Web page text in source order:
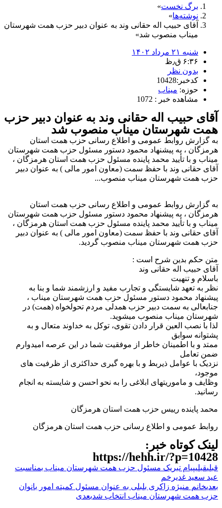
برگ نخست
نوشته‌ها
آقای حبیب اله حقانی وند به عنوان دبیر حزب همت شهرستان
میناب منصوب شد
شنبه ۲۱ مرداد ۱۴۰۲
۶:۳۶ ق٫ظ
بدون نظر
کدخبر:10428
حوزه: میناب
مشاهده خبر : 1072
آقای حبیب اله حقانی وند به عنوان دبیر حزب
همت شهرستان میناب منصوب شد
به گزارش روابط عمومی و اطلاع رسانی حزب همت استان
هرمزگان ، به پیشنهاد محمود دستور مسئول حزب همت شهرستان
میناب و با تأیید محمد پاینده مسئول حزب همت استان هرمزگان ،
آقای حقانی وند با حفظ سمت (معاون امور مالی ) به عنوان دبیر
حزب همت شهرستان میناب منصوب...
به گزارش روابط عمومی و اطلاع رسانی حزب همت استان
هرمزگان ، به پیشنهاد محمود دستور مسئول حزب همت شهرستان
میناب و با تأیید محمد پاینده مسئول حزب همت استان هرمزگان ،
آقای حقانی وند با حفظ سمت (معاون امور مالی ) به عنوان دبیر
حزب همت شهرستان میناب منصوب گردید.
متن حکم بدین شرح است :
آقای حبیب اله حقانی وند
باسلام و تنهیت
نظر به تعهد شایستگی و تجارب مفید و ارزشمند شما و بنا به
پیشنهاد محمود دستور مسئول حزب همت شهرستان میناب ،
جنابعالی به سمت دبیر حزب همدلی مردم تحولخواه (همت) در
شهرستان میناب منصوب میشوید.
لذا با نصب العین قرار دادن تقوی، توکل به خداوند متعال و به
پشتوانه سوابق
ممتد و با اطمینان خاطر از موفقیت شما در این عرصه امیدوارم
ضمن تعامل
نزدیک با عوامل ذیربط و با بهره گیری حداکثری از ظرفیت های
موجود،
وظایف و ماموریتهای ابلاغی را به نحو احسن و شایسته به انجام
رسانید.
محمد پاینده رییس حزب همت استان هرمزگان
روابط عمومی و اطلاع رسانی حزب همت استان هرمزگان
لینک کوتاه خبر:
https://hehh.ir/?p=10428
قبلیقبلیپیام تبریک مسئول حزب همت شهرستان میناب بمناسبت
عید سعید غدیرخم
بعدیخانم منیژه زاکری بلبلی به عنوان مسئول کمیته امور بانوان
حزب همت شهرستان میناب انتخاب شدبعدی